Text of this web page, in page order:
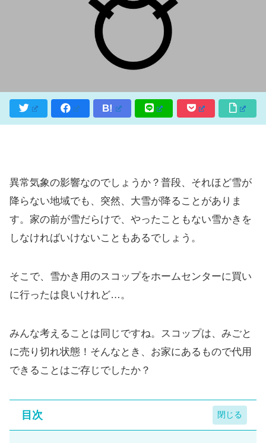
B!
異常気象の影響なのでしょうか？普段、それほど雪が
降らない地域でも、突然、大雪が降ることがありま
す。家の前が雪だらけで、やったこともない雪かきを
しなければいけないこともあるでしょう。
そこで、雪かき用のスコップをホームセンターに買い
に行ったは良いけれど…。
みんな考えることは同じですね。スコップは、みごと
に売り切れ状態！そんなとき、お家にあるもので代用
できることはご存じでしたか？
目次